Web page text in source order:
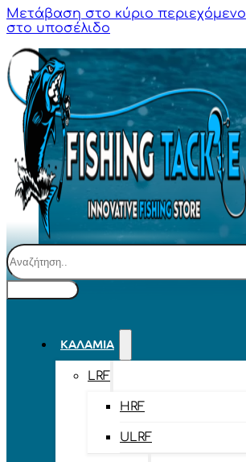
Μετάβαση στο κύριο περιεχόμενο
στο υποσέλιδο
Αναζήτηση
ΚΑΛΆΜΙΑ
LRF
HRF
ULRF